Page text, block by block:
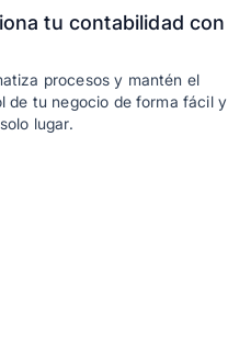
tu contabilidad con
procesos y mantén el
de tu negocio de forma fácil y
lugar.